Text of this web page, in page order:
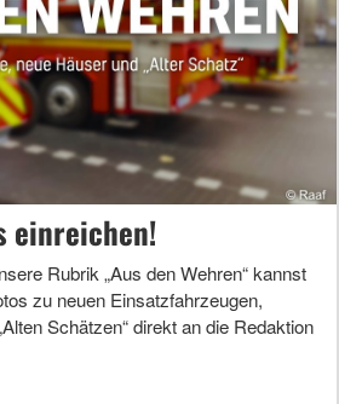
einreichen!
Rubrik „Aus den Wehren“ kannst
zu neuen Einsatzfahrzeugen,
Schätzen“ direkt an die Redaktion